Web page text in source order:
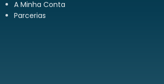
A Minha Conta
Parcerias